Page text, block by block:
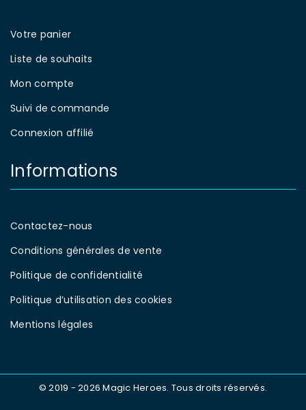
Votre panier
Liste de souhaits
Mon compte
Suivi de commande
Connexion affilié
Informations
Contactez-nous
Conditions générales de vente
Politique de confidentialité
Politique d’utilisation des cookies
Mentions légales
© 2019 - 2026 Magic Heroes. Tous droits réservés.